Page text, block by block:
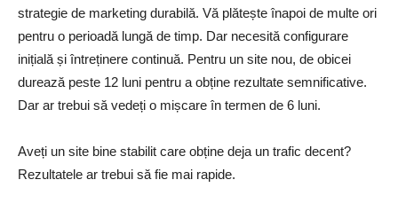
strategie de marketing durabilă. Vă plătește înapoi de multe ori
pentru o perioadă lungă de timp. Dar necesită configurare
inițială și întreținere continuă. Pentru un site nou, de obicei
durează peste 12 luni pentru a obține rezultate semnificative.
Dar ar trebui să vedeți o mișcare în termen de 6 luni.
Aveți un site bine stabilit care obține deja un trafic decent?
Rezultatele ar trebui să fie mai rapide.